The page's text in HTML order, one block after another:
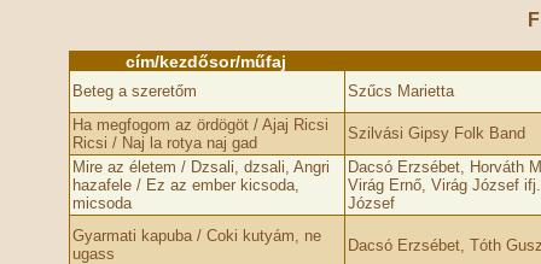
cím/kezdősor/műfaj
Beteg a szeretőm
Szűcs Marietta
Ha megfogom az ördögöt / Ajaj Ricsi
Ricsi / Naj la rotya naj gad
Szilvási Gipsy Folk Band
Mire az életem / Dzsali, dzsali, Angri
hazafele / Ez az ember kicsoda,
micsoda
Dacsó Erzsébet, Horváth
Virág Ernő, Virág József
József
Gyarmati kapuba / Coki kutyám, ne
ugass
Dacsó Erzsébet, Tóth